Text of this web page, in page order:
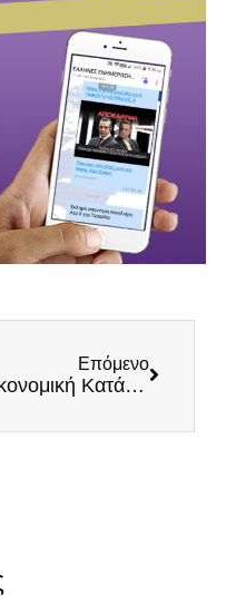
Επόμενο
Οικονομική Κατάρρευση και Φτωχοποίηση: Η Αποτυχία της Κυβέρνησης με Αριθμούς